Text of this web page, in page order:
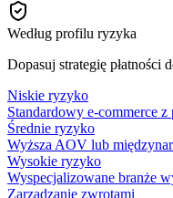
Według profilu ryzyka
Dopasuj strategię płatności
Niskie ryzyko
Standardowy e-commerce
Średnie ryzyko
Wyższa AOV lub
Wysokie ryzyko
Wyspecjalizowane branże
Zarządzanie zwrotami